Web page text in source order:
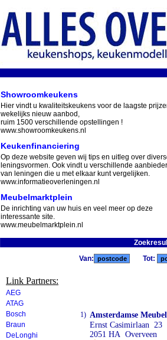
Showroomkeukens
Hier vindt u kwaliteitskeukens voor de laagste
wekelijks nieuw aanbod,
ruim 1500 verschillende opstellingen !
www.showroomkeukens.nl
Keukenfinanciering
Op deze website geven wij tips en uitleg over
leningsvormen. Ook vindt u verschillende
van leningen die u met elkaar kunt vergelijken.
www.informatieoverleningen.nl
Meubelmarktplein
De inrichting van uw huis en veel meer op deze
interessante site.
www.meubelmarktplein.nl
Link Partners:
AEG
ATAG
Bosch
Braun
DeLonghi
Van: Tot:
1) Amsterdamse
Ernst Casimirlaan 23
2051 HA Overveen